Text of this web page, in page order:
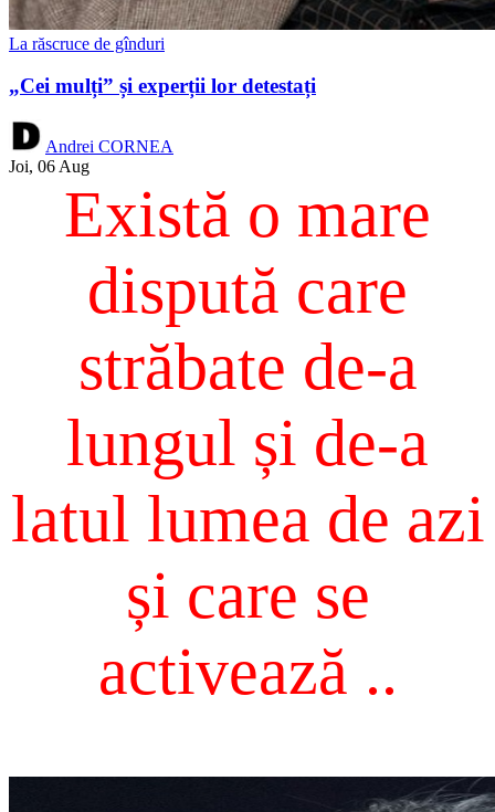
La răscruce de gînduri
„Cei mulți” și experții lor detestați
Andrei CORNEA
Joi, 06 Aug
Există o mare
dispută care
străbate de-a
lungul și de-a
latul lumea de azi
și care se
activează ..